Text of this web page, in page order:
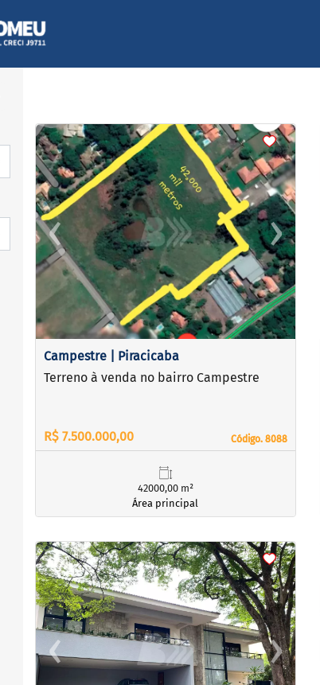
<<<<
‹Previous ›Next
Campestre | Piracicaba
Código. 8088
Código. 8088
Terreno à venda no bairro Campestre
R$ 7.500.000,00
42000,00 m²
Área principal
<<<<
‹Previous ›Next